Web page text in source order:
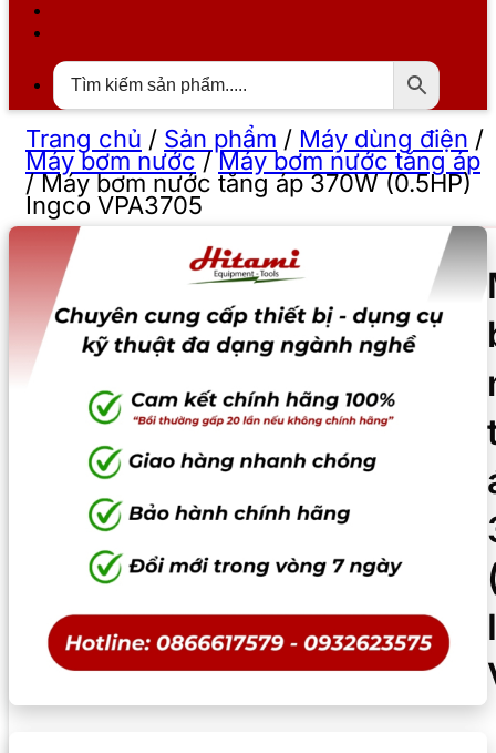
Trang chủ / Sản phẩm / Máy dùng điện /
Máy bơm nước/Máy bơm nước tăng áp
/Máy bơm nước tăng áp 370W (0.5HP)
Ingco VPA3705